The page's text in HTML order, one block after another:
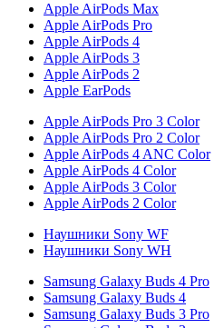
Apple AirPods Max
Apple AirPods Pro
Apple AirPods 4
Apple AirPods 3
Apple AirPods 2
Apple EarPods
Apple AirPods Pro 3 Color
Apple AirPods Pro 2 Color
Apple AirPods 4 ANC Color
Apple AirPods 4 Color
Apple AirPods 3 Color
Apple AirPods 2 Color
Наушники Sony WF
Наушники Sony WH
Samsung Galaxy Buds 4 Pro
Samsung Galaxy Buds 4
Samsung Galaxy Buds 3 Pro